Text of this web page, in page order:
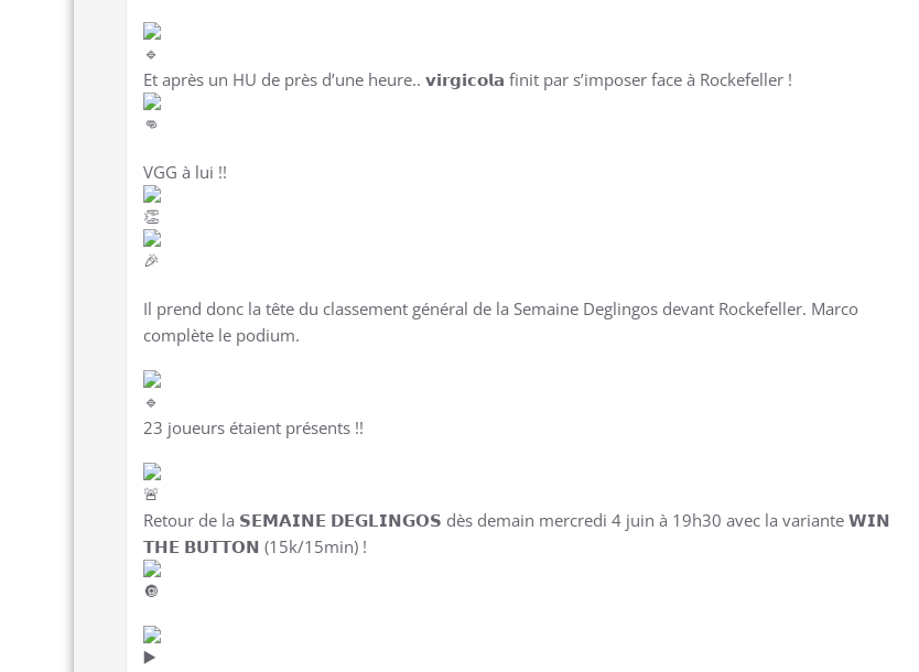
Et après un HU de près d’une heure.. 𝘃𝗶𝗿𝗴𝗶𝗰𝗼𝗹𝗮 finit par s’imposer face à Rockefeller !
VGG à lui !!
Il prend donc la tête du classement général de la Semaine Deglingos devant Rockefeller. Marco
complète le podium.
23 joueurs étaient présents !!
Retour de la 𝗦𝗘𝗠𝗔𝗜𝗡𝗘 𝗗𝗘𝗚𝗟𝗜𝗡𝗚𝗢𝗦 dès demain mercredi 4 juin à 19h30 avec la variante 𝗪𝗜𝗡
𝗧𝗛𝗘 𝗕𝗨𝗧𝗧𝗢𝗡 (15k/15min) !